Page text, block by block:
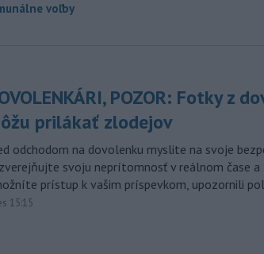
voľby
POZOR: Fotky z
prilákať zlodejov
odchodom na dovolenku myslite na svoje
svoju neprítomnosť v reálnom čase a
prístup k vašim príspevkom, upozornili
15:15